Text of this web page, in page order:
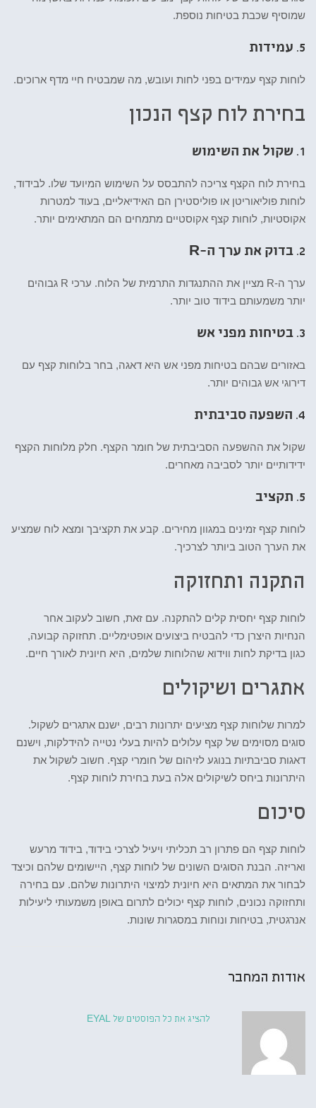
שמוסיף שכבת בטיחות נוספת.
5. עמידות
לוחות קצף עמידים בפני לחות ועובש, מה שמבטיח חיי מדף ארוכים.
בחירת לוח קצף הנכון
1. שקול את השימוש
בחירת לוח הקצף צריכה להתבסס על השימוש המיועד שלו. לבידוד,
לוחות פוליאוריטן או פוליסטירן הם האידיאליים, בעוד למטרות
אקוסטיות, לוחות קצף אקוסטיים מתמחים הם המתאימים יותר.
2. בדוק את ערך ה-R
ערך ה-R מציין את ההתנגדות התרמית של הלוח. ערכי R גבוהים
יותר משמעותם בידוד טוב יותר.
3. בטיחות מפני אש
באזורים שבהם בטיחות מפני אש היא דאגה, בחר בלוחות קצף עם
דירוגי אש גבוהים יותר.
4. השפעה סביבתית
שקול את ההשפעה הסביבתית של חומר הקצף. חלק מלוחות הקצף
ידידותיים יותר לסביבה מאחרים.
5. תקציב
לוחות קצף זמינים במגוון מחירים. קבע את תקציבך ומצא לוח שמציע
את הערך הטוב ביותר לצרכיך.
התקנה ותחזוקה
לוחות קצף יחסית קלים להתקנה. עם זאת, חשוב לעקוב אחר
הנחיות היצרן כדי להבטיח ביצועים אופטימליים. תחזוקה קבועה,
כגון בדיקת לחות ווידוא שהלוחות שלמים, היא חיונית לאורך חיים.
אתגרים ושיקולים
למרות שלוחות קצף מציעים יתרונות רבים, ישנם אתגרים לשקול.
סוגים מסוימים של קצף עלולים להיות בעלי נטייה להידלקות, וישנם
דאגות סביבתיות בנוגע לזיהום של חומרי קצף. חשוב לשקול את
היתרונות ביחס לשיקולים אלה בעת בחירת לוחות קצף.
סיכום
לוחות קצף הם פתרון רב תכליתי ויעיל לצרכי בידוד, בידוד מרעש
ואריזה. הבנת הסוגים השונים של לוחות קצף, היישומים שלהם וכיצד
לבחור את המתאים היא חיונית למיצוי היתרונות שלהם. עם בחירה
ותחזוקה נכונים, לוחות קצף יכולים לתרום באופן משמעותי ליעילות
אנרגטית, בטיחות ונוחות במסגרות שונות.
אודות המחבר
להציג את כל הפוסטים של EYAL